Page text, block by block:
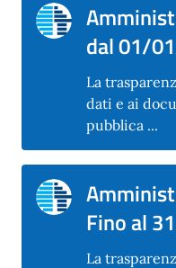
dal 01/
La
dati e ai
pubblica ...
Fino al
La